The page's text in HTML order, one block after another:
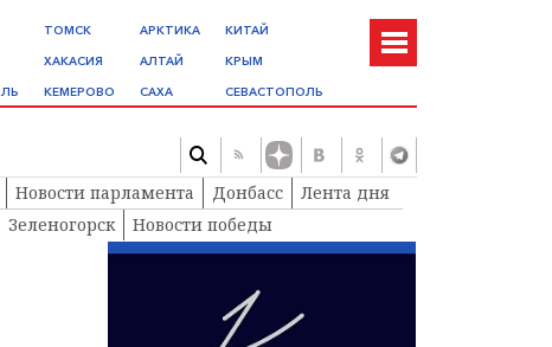
ТОМСК
ХАКАСИЯ
КЕМЕРОВО
АРКТИКА
АЛТАЙ
САХА
КИТАЙ
КРЫМ
СЕВАСТОПОЛЬ
Новости парламента Донбасс
Лента дня
Зеленогорск
Новости победы